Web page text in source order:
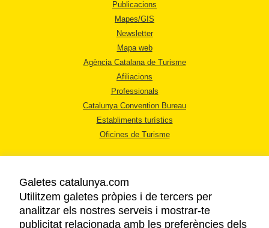
Publicacions
Mapes/GIS
Newsletter
Mapa web
Agència Catalana de Turisme
Afiliacions
Professionals
Catalunya Convention Bureau
Establiments turístics
Oficines de Turisme
AVÍS LEGAL
Galetes catalunya.com
Utilitzem galetes pròpies i de tercers per
analitzar els nostres serveis i mostrar-te
publicitat relacionada amb les preferències dels